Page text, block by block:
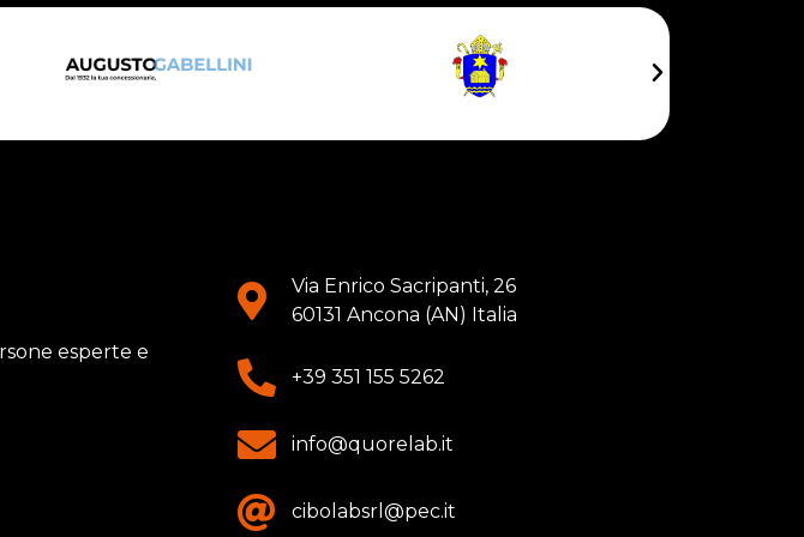
esperte e
Via Enrico Sacripanti, 26
60131 Ancona (AN) Italia
+39 351 155 5262
info@quorelab.it
cibolabsrl@pec.it